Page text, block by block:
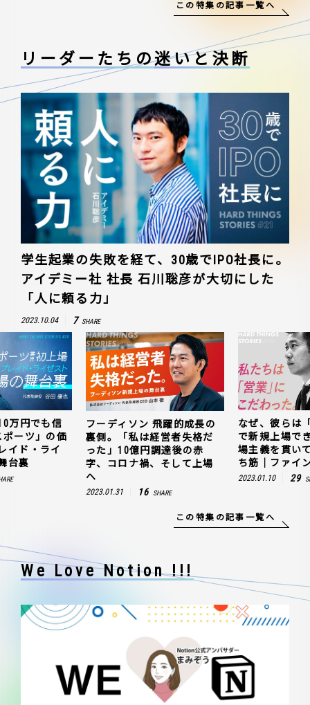
この特集の記事一覧へ
リーダーたちの迷いと決断
学生起業の失敗を経て、30歳でIPO社長に。
アイデミー社 社長 石川聡彦が大切にした
「人に頼る力」
2023.10.04 7 SHARE
万円でも信
ーツ」の価
イド・ライ
台裏
フーディソン 飛躍的成長の
裏側。「私は経営者失格だ
った」10億円調達後の赤
字、コロナ禍、そして上場
へ
2023.01.31 16 SHARE
なぜ、彼らは
で新規上場で
場主義を貫い
ち筋｜ファイ
2023.01.10 29
この特集の記事一覧へ
We Love Notion !!!